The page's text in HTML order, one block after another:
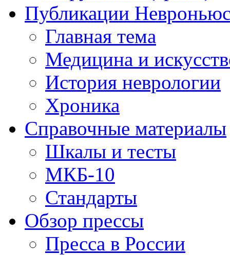
Публикации
Главная тема
Медицина и
История неврологии
Хроника
Справочные материалы
Шкалы и тесты
МКБ-10
Стандарты
Обзор прессы
Пресса в России